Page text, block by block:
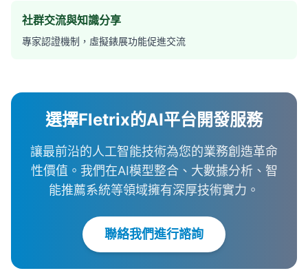
社群交流與知識分享
專家認證機制，虛擬錶展功能促進交流
選擇Fletrix的AI平台開發服務
讓最前沿的人工智能技術為您的業務創造革命
性價值。我們在AI模型整合、大數據分析、智
能推薦系統等領域擁有深厚技術實力。
聯絡我們進行諮詢